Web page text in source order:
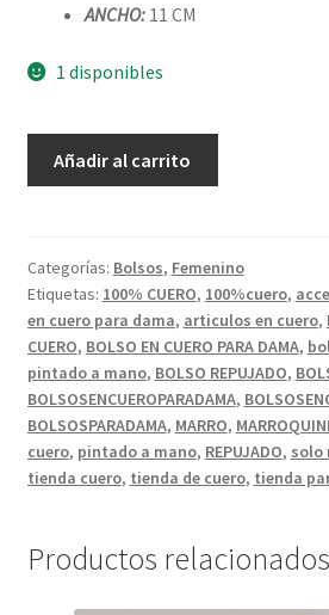
ANCHO:11 CM
1 disponibles
A
MANO.
cantidad
Añadir al carrito
Categorías: Bolsos, Femenino
Etiquetas: 100% CUERO, 100%cuero,
en cuero para dama, articulos en cuero,
CUERO, BOLSO EN CUERO PARA DAMA,
pintado a mano, BOLSO REPUJADO,
BOLSOSENCUEROPARADAMA,
BOLSOSPARADAMA, MARRO,
cuero, pintado a mano, REPUJADO, solo
tienda cuero, tienda de cuero, tienda
Productos relacionados